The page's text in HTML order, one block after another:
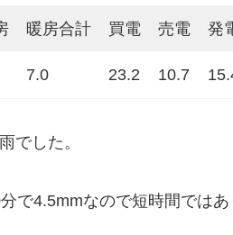
暖房合計 買電 売電 発
7.0 23.2 10.7
でした。
で4.5mmなので短時間では